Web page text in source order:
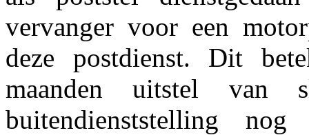
vervanger voor een
deze postdienst. Dit
maanden uitstel
buitendienststelling